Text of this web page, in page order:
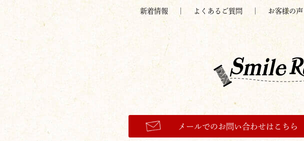
新着情報 よくあるご質問 お客様の声
メールでのお問い合わせはこちら